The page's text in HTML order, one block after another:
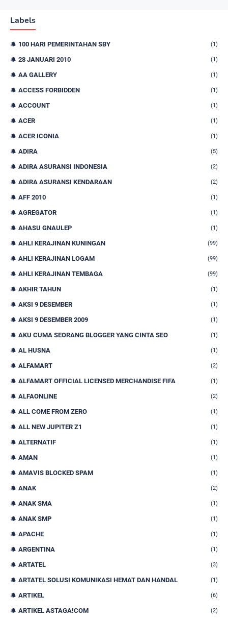
Labels
100 HARI PEMERINTAHAN SBY (1)
28 JANUARI 2010 (1)
AA GALLERY (1)
ACCESS FORBIDDEN (1)
ACCOUNT (1)
ACER (1)
ACER ICONIA (1)
ADIRA (5)
ADIRA ASURANSI INDONESIA (2)
ADIRA ASURANSI KENDARAAN (2)
AFF 2010 (1)
AGREGATOR (1)
AHASU GNAULEP (1)
AHLI KERAJINAN KUNINGAN (99)
AHLI KERAJINAN LOGAM (99)
AHLI KERAJINAN TEMBAGA (99)
AKHIR TAHUN (1)
AKSI 9 DESEMBER (1)
AKSI 9 DESEMBER 2009 (1)
AKU CUMA SEORANG BLOGGER YANG CINTA SEO (1)
AL HUSNA (1)
ALFAMART (2)
ALFAMART OFFICIAL LICENSED MERCHANDISE FIFA (1)
ALFAONLINE (2)
ALL COME FROM ZERO (1)
ALL NEW JUPITER Z1 (1)
ALTERNATIF (1)
AMAN (1)
AMAVIS BLOCKED SPAM (1)
ANAK (2)
ANAK SMA (1)
ANAK SMP (1)
APACHE (1)
ARGENTINA (1)
ARTATEL (3)
ARTATEL SOLUSI KOMUNIKASI HEMAT DAN HANDAL (1)
ARTIKEL (6)
ARTIKEL ASTAGA!COM (2)